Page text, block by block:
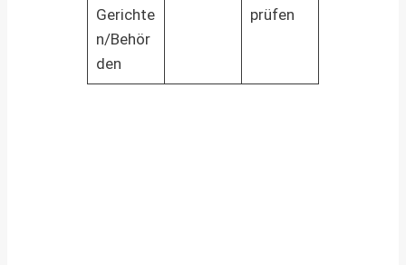
Gerichte
n/Behör
den
prüfen